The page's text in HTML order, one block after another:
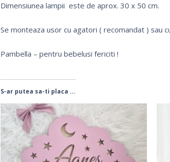
Dimensiunea lampii este de aprox. 30 x 50 cm.
Se monteaza usor cu agatori ( recomandat ) sau
Pambella – pentru bebelusi fericiti !
S-ar putea sa-ti placa ...